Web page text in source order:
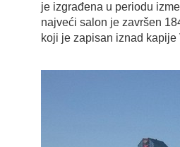
je izgrađena u periodu
najveći salon je završen
koji je zapisan iznad